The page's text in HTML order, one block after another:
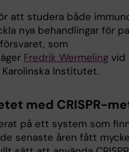
att studera både
nya behandlingar för
som
Fredrik Wermeling vid
Institutet.
med CRISPR-
på ett system som
senaste åren fått